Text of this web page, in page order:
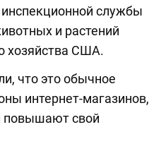
службы
и растений
хозяйства США.
что это обычное
интернет-магазинов,
повышают свой